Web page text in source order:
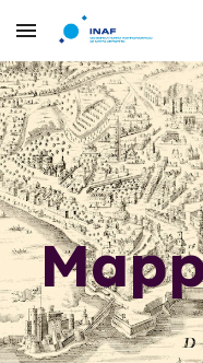
Skip to main content